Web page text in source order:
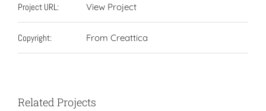
Project URL: View Project
Copyright: From Creattica
Related Projects